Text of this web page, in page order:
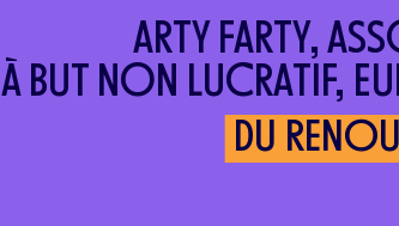
ARTY FARTY,
À BUT NON LUCRATIF,
DU